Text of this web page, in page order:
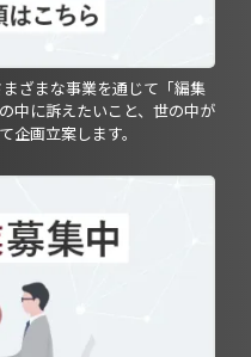
ざまな事業を通じて「編集
中に訴えたいこと、世の中が
企画立案します。